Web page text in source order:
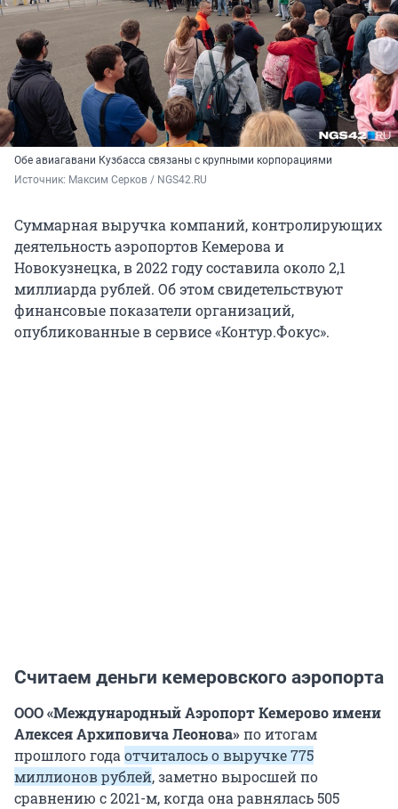
Обе авиагавани Кузбасса связаны с крупными корпорациями
Источник: Максим Серков / NGS42.RU
Суммарная выручка компаний, контролирующих
деятельность аэропортов Кемерова и
Новокузнецка, в 2022 году составила около 2,1
миллиарда рублей. Об этом свидетельствуют
финансовые показатели организаций,
опубликованные в сервисе «Контур.Фокус».
Считаем деньги кемеровского аэропорта
ООО «Международный Аэропорт Кемерово имени
Алексея Архиповича Леонова»по итогам
прошлого годаотчиталось о выручке 775
миллионов рублей, заметно выросшей по
сравнению с 2021-м, когда она равнялась 505